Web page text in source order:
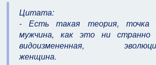
Цитата:
- Есть такая теория, точка
мужчина, как это ни странно
видоизмененная,
женщина.